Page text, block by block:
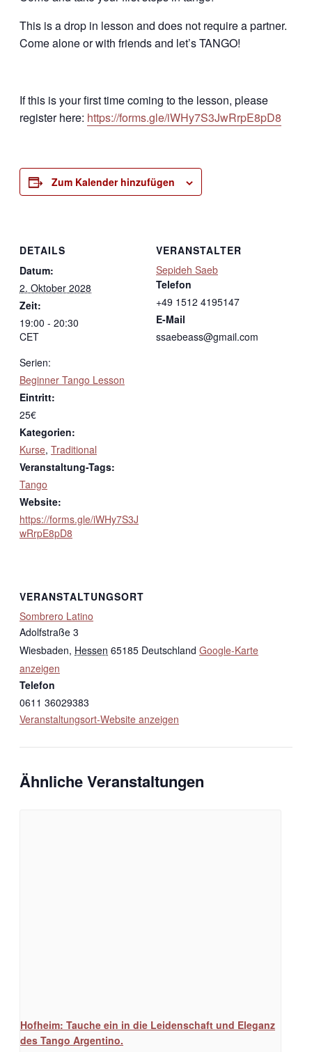
This is a drop in lesson and does not require a partner.
Come alone or with friends and let’s TANGO!
If this is your first time coming to the lesson, please
register here: https://forms.gle/iWHy7S3JwRrpE8pD8
Zum Kalender hinzufügen
DETAILS
Datum:
2. Oktober 2028
Zeit:
19:00 - 20:30
CET
Serien:
Beginner Tango Lesson
Eintritt:
25€
Kategorien:
Kurse, Traditional
Veranstaltung-Tags:
Tango
Website:
https://forms.gle/iWHy7S3J
wRrpE8pD8
VERANSTALTER
Sepideh Saeb
Telefon
+49 1512 4195147
E-Mail
ssaebeass@gmail.com
VERANSTALTUNGSORT
Sombrero Latino
Adolfstraße 3
Wiesbaden, Hessen 65185 Deutschland Google-Karte
anzeigen
Telefon
0611 36029383
Veranstaltungsort-Website anzeigen
Ähnliche Veranstaltungen
Hofheim: Tauche ein in die Leidenschaft und Eleganz
des Tango Argentino.